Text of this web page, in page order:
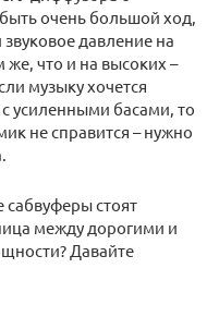
очень большой ход,
давление на
же, что и на высоких –
музыку хочется
усиленными басами, то
не справится – нужно
сабвуферы стоят
между дорогими и
Давайте